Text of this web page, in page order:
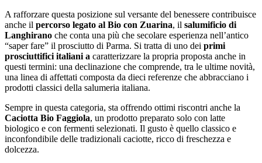
A rafforzare questa posizione sul versante del benessere contribuisce
anche il percorso legato al Bio con Zuarina, il salumificio di
Langhirano che conta una più che secolare esperienza nell’antico
“saper fare” il prosciutto di Parma. Si tratta di uno dei primi
prosciuttifici italiani a caratterizzare la propria proposta anche in
questi termini: una declinazione che comprende, tra le ultime novità,
una linea di affettati composta da dieci referenze che abbracciano i
prodotti classici della salumeria italiana.
Sempre in questa categoria, sta offrendo ottimi riscontri anche la
Caciotta Bio Faggiola, un prodotto preparato solo con latte
biologico e con fermenti selezionati. Il gusto è quello classico e
inconfondibile delle tradizionali caciotte, ricco di freschezza e
dolcezza.